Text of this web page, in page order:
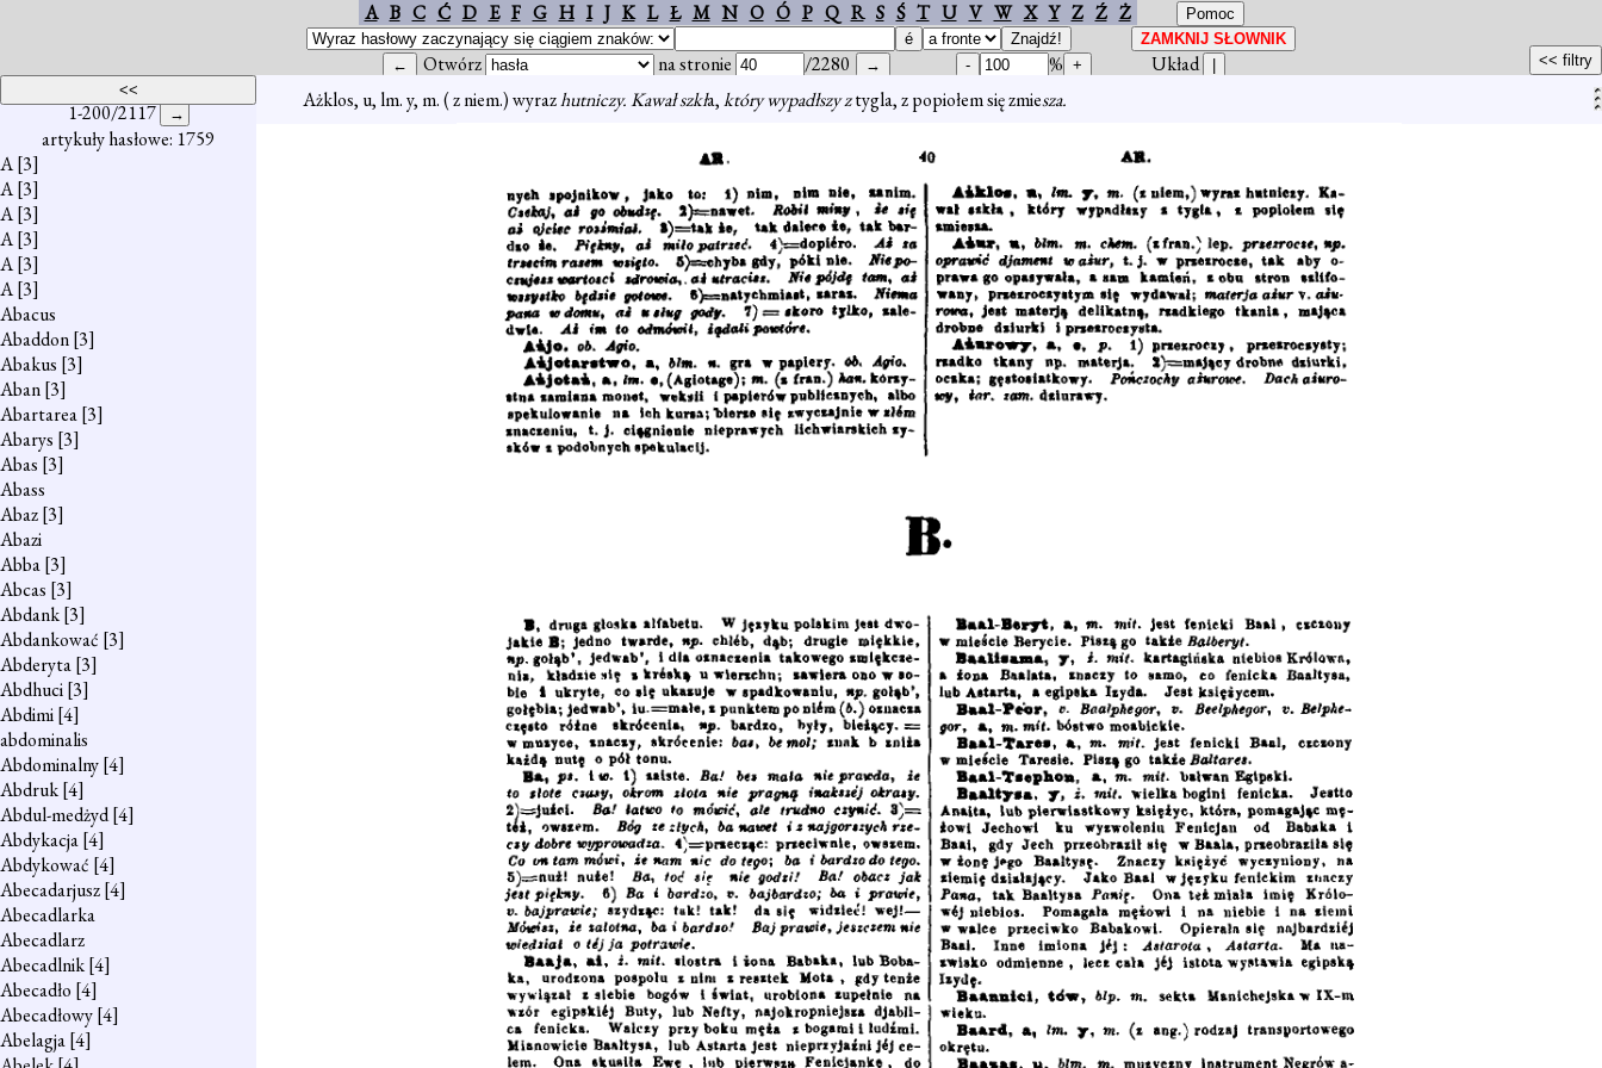
A B C Ć D E F G H I J K L Ł M N O Ó P Q R S Ś T U V W X Y Z Ź Ż
Otwórz na stronie /2280 %
Układ
1-200/2117
artykuły hasłowe: 1759
A[3]
A[3]
A[3]
A[3]
A[3]
A[3]
Abacus
Abaddon[3]
Abakus [3]
Aban[3]
Abartarea[3]
Abarys [3]
Abas [3]
Abass
Abaz[3]
Abazi
Abba[3]
Abcas [3]
Abdank[3]
Abdankować [3]
Abderyta[3]
Abdhuci[3]
Abdimi[4]
abdominalis
Abdominalny[4]
Abdruk[4]
Abdul-medżyd[4]
Abdykacja[4]
Abdykować [4]
Abecadarjusz[4]
Abecadlarka
Abecadlarz
Abecadlnik[4]
Abecadło [4]
Abecadłowy[4]
Abelagja[4]
Ażklos, u, lm. y, m. ( z niem.) wyrazhutniczy. Kawał szkła,który wypadłszy ztygla, z popiołem się zmiesza.